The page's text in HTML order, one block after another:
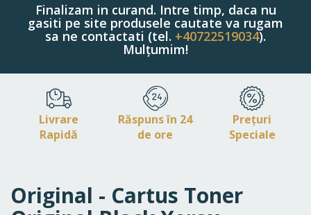
Finalizam in curand. Intre timp, daca nu
gasiti pe site produsele cautate va rugam
sa ne contactati (tel. +40722519034).
Mulțumim!
Livrare
Rapidă
Răspuns în 24
de ore
Prețuri
Speciale
Original - Cartus Toner